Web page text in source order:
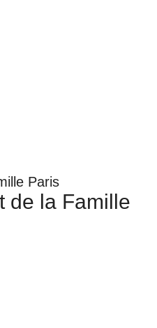
Paris
de la Famille